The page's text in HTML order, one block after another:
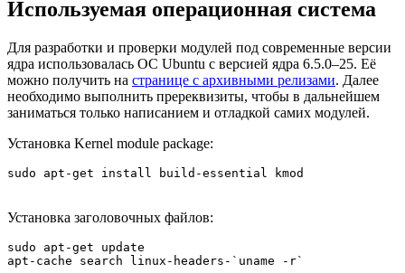
Используемая операционная система
Для разработки и проверки модулей под современные версии
ядра использовалась ОС Ubuntu с версией ядра 6.5.0–25. Её
можно получить на странице с архивными релизами. Далее
необходимо выполнить пререквизиты, чтобы в дальнейшем
заниматься только написанием и отладкой самих модулей.
Установка Kernel module package:
sudo apt-get install build-essential kmod
Установка заголовочных файлов:
sudo apt-get update
apt-cache search linux-headers-`uname -r`